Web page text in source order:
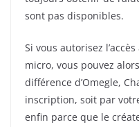
sont pas disponibles.
Si vous autorisez
micro, vous pouvez
différence d’Omegle,
inscription, soit par
enfin parce que le